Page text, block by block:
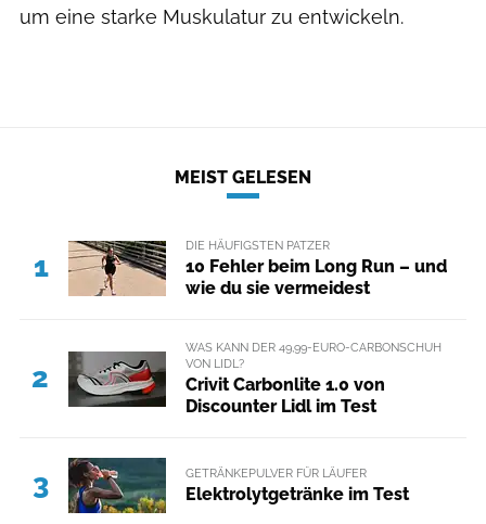
um eine starke Muskulatur zu entwickeln.
MEIST GELESEN
1
DIE HÄUFIGSTEN PATZER
10 Fehler beim Long Run – und
wie du sie vermeidest
2
WAS KANN DER 49,99-EURO-CARBONSCHUH
VON LIDL?
Crivit Carbonlite 1.0 von
Discounter Lidl im Test
3 GETRÄNKEPULVER FÜR LÄUFER
Elektrolytgetränke im Test